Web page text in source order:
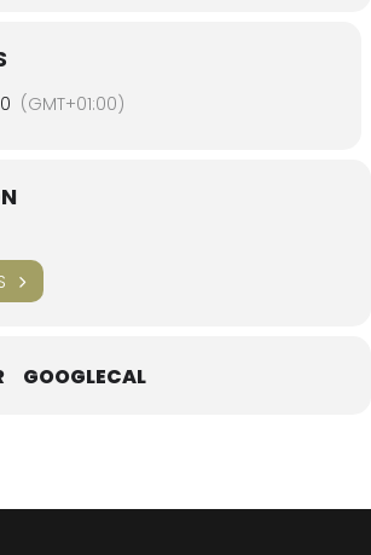
(GMT+01:00)
GOOGLECAL